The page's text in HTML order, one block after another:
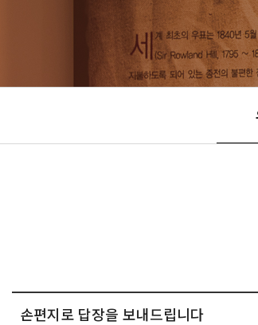
손편지로 답장을 보내드립니다